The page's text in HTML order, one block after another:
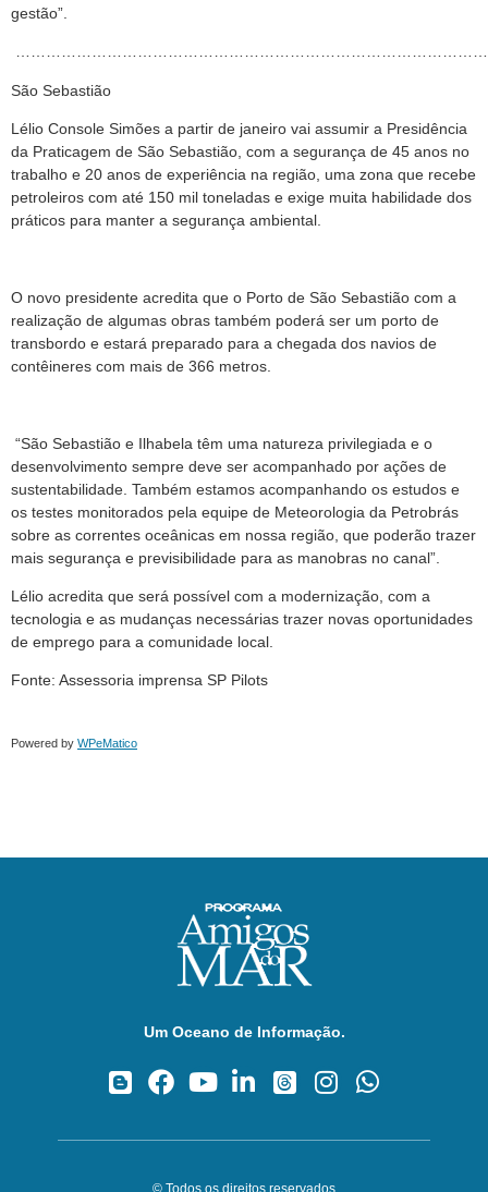
gestão”.
São Sebastião
Lélio Console Simões a partir de janeiro vai assumir a Presidência
da Praticagem de São Sebastião, com a segurança de 45 anos no
trabalho e 20 anos de experiência na região, uma zona que recebe
petroleiros com até 150 mil toneladas e exige muita habilidade dos
práticos para manter a segurança ambiental.
O novo presidente acredita que o Porto de São Sebastião com a
realização de algumas obras também poderá ser um porto de
transbordo e estará preparado para a chegada dos navios de
contêineres com mais de 366 metros.
“São Sebastião e Ilhabela têm uma natureza privilegiada e o
desenvolvimento sempre deve ser acompanhado por ações de
sustentabilidade. Também estamos acompanhando os estudos e
os testes monitorados pela equipe de Meteorologia da Petrobrás
sobre as correntes oceânicas em nossa região, que poderão trazer
mais segurança e previsibilidade para as manobras no canal”.
Lélio acredita que será possível com a modernização, com a
tecnologia e as mudanças necessárias trazer novas oportunidades
de emprego para a comunidade local.
Fonte: Assessoria imprensa SP Pilots
Powered by WPeMatico
Um Oceano de Informação.
© Todos os direitos reservados